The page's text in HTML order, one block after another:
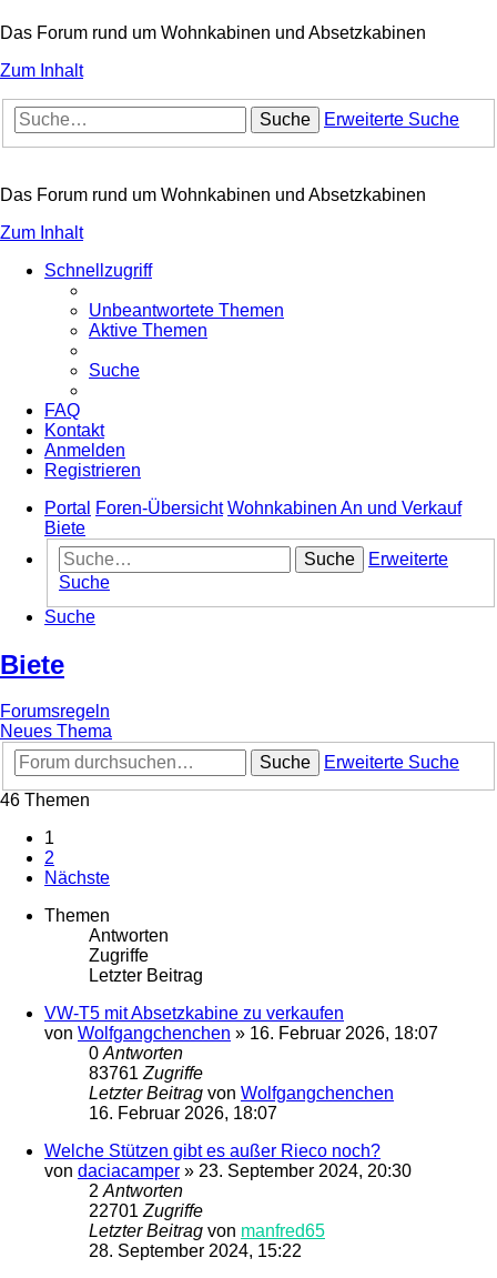
Das Forum rund um Wohnkabinen und Absetzkabinen
Zum Inhalt
Suche Erweiterte Suche
Das Forum rund um Wohnkabinen und Absetzkabinen
Zum Inhalt
Schnellzugriff
Unbeantwortete Themen
Aktive Themen
Suche
FAQ
Kontakt
Anmelden
Registrieren
Portal
Foren-Übersicht Wohnkabinen An und Verkauf
Biete
Suche
Erweiterte
Suche
Suche
Biete
Forumsregeln
Neues Thema
Suche
Erweiterte Suche
46 Themen
1
2
Nächste
Themen
Antworten
Zugriffe
Letzter Beitrag
VW-T5 mit Absetzkabine zu verkaufen
von Wolfgangchenchen » 16. Februar 2026, 18:07
0 Antworten
83761 Zugriffe
Letzter Beitrag von Wolfgangchenchen
16. Februar 2026, 18:07
Welche Stützen gibt es außer Rieco noch?
von daciacamper » 23. September 2024, 20:30
2 Antworten
22701 Zugriffe
Letzter Beitrag von manfred65
28. September 2024, 15:22